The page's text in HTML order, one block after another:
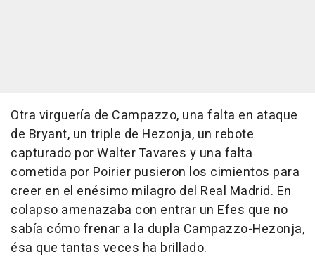
Otra virguería de Campazzo, una falta en ataque
de Bryant, un triple de Hezonja, un rebote
capturado por Walter Tavares y una falta
cometida por Poirier pusieron los cimientos para
creer en el enésimo milagro del Real Madrid. En
colapso amenazaba con entrar un Efes que no
sabía cómo frenar a la dupla Campazzo-Hezonja,
ésa que tantas veces ha brillado.